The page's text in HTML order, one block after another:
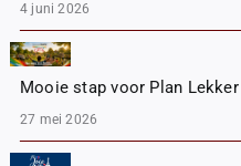
4 juni 2026
Mooie stap voor Plan Lekker
27 mei 2026